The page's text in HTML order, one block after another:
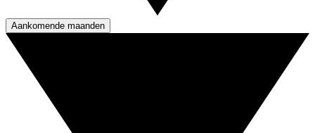
Aankomende maanden